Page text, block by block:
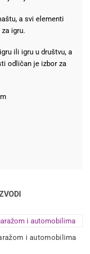
a svi elementi
igru.
ili igru u društvu, a
odličan je izbor za
i automobilima